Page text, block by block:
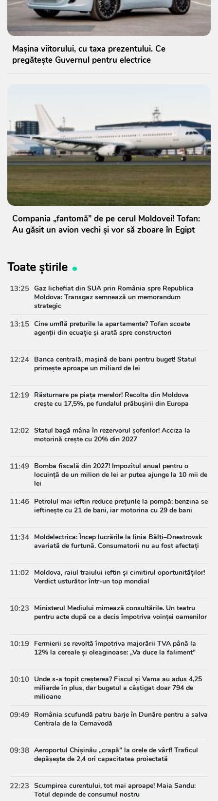
Mașina viitorului, cu taxa prezentului. Ce
pregătește Guvernul pentru electrice
Compania „fantomă” de pe cerul Moldovei! Tofan:
Au găsit un avion vechi și vor să zboare în Egipt
Toate știrile
13:25 Gaz lichefiat din SUA prin România spre Republica
Moldova: Transgaz semnează un memorandum
strategic
13:15 Cine umflă prețurile la apartamente? Tofan scoate
agenții din ecuație și arată spre constructori
12:24 Banca centrală, mașină de bani pentru buget! Statul
primește aproape un miliard de lei
12:19 Răsturnare pe piața merelor! Recolta din Moldova
crește cu 17,5%, pe fundalul prăbușirii din Europa
12:02 Statul bagă mâna în rezervorul șoferilor! Acciza la
motorină crește cu 20% din 2027
11:49 Bomba fiscală din 2027! Impozitul anual pentru o
locuință de un milion de lei ar putea ajunge la 10 mii de
lei
11:46 Petrolul mai ieftin reduce prețurile la pompă: benzina se
ieftinește cu 21 de bani, iar motorina cu 29 de bani
11:34 Moldelectrica: Încep lucrările la linia Bălți–Dnestrovsk
avariată de furtună. Consumatorii nu au fost afectați
11:02 Moldova, raiul traiului ieftin și cimitirul oportunităților!
Verdict usturător într-un top mondial
10:23
Ministerul Mediului mimează consultările. Un teatru
pentru acte după ce a decis împotriva voinței oamenilor
10:19 Fermierii se revoltă împotriva majorării TVA până la
12% la cereale și oleaginoase: „Va duce la faliment”
10:10 Unde s-a topit creșterea? Fiscul și Vama au adus 4,25
miliarde în plus, dar bugetul a câștigat doar 794 de
milioane
09:49 România scufundă patru barje în Dunăre pentru a salva
Centrala de la Cernavodă
09:38 Aeroportul Chișinău „crapă” la orele de vârf! Traficul
depășește de 2,4 ori capacitatea proiectată
22:23 Scumpirea curentului, tot mai aproape! Maia Sandu:
Totul depinde de consumul nostru